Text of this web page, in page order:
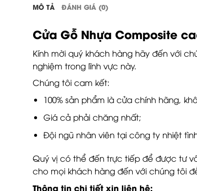
MÔ TẢ ĐÁNH GIÁ (0)
Cửa Gỗ Nhựa Composite
Kính mời quý khách hàng hãy đến với
nghiệm trong lĩnh vực này.
Chúng tôi cam kết:
100% sản phẩm là cửa chính hãng,
Giá cả phải chăng nhất;
Đội ngũ nhân viên tại công ty nhiệt
Quý vị có thể đến trực tiếp để được tư
cho mọi khách hàng đến với chúng tôi
Thông tin chi tiết xin liên hệ: